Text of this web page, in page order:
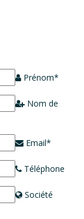
Prénom*
Nom de
Email*
Téléphone
Société